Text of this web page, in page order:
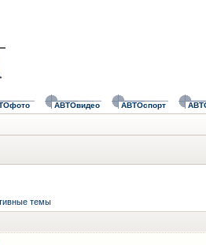
АВТОвидео АВТОспорт
темы